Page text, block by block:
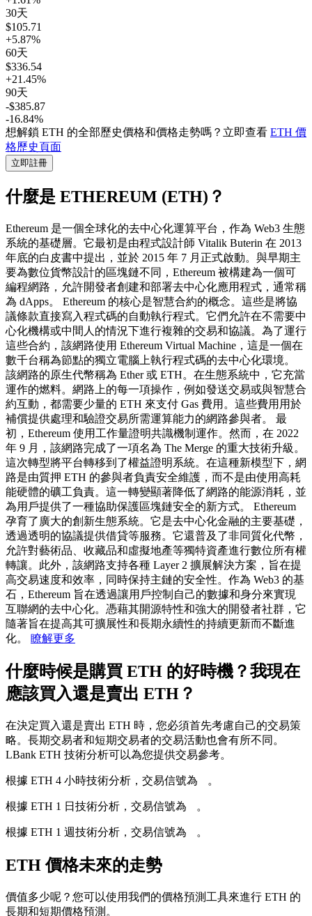
30天
$105.71
+5.87%
60天
$336.54
+21.45%
90天
-$385.87
-16.84%
想解鎖 ETH 的全部歷史價格和價格走勢嗎？立即查看 ETH 價
格歷史頁面
立即註冊
什麼是 ETHEREUM (ETH)？
Ethereum 是一個全球化的去中心化運算平台，作為 Web3 生態
系統的基礎層。它最初是由程式設計師 Vitalik Buterin 在 2013
年底的白皮書中提出，並於 2015 年 7 月正式啟動。與早期主
要為數位貨幣設計的區塊鏈不同，Ethereum 被構建為一個可
編程網路，允許開發者創建和部署去中心化應用程式，通常稱
為 dApps。 Ethereum 的核心是智慧合約的概念。這些是將協
議條款直接寫入程式碼的自動執行程式。它們允許在不需要中
心化機構或中間人的情況下進行複雜的交易和協議。為了運行
這些合約，該網路使用 Ethereum Virtual Machine，這是一個在
數千台稱為節點的獨立電腦上執行程式碼的去中心化環境。
該網路的原生代幣稱為 Ether 或 ETH。在生態系統中，它充當
運作的燃料。網路上的每一項操作，例如發送交易或與智慧合
約互動，都需要少量的 ETH 來支付 Gas 費用。這些費用用於
補償提供處理和驗證交易所需運算能力的網路參與者。 最
初，Ethereum 使用工作量證明共識機制運作。然而，在 2022
年 9 月，該網路完成了一項名為 The Merge 的重大技術升級。
這次轉型將平台轉移到了權益證明系統。在這種新模型下，網
路是由質押 ETH 的參與者負責安全維護，而不是由使用高耗
能硬體的礦工負責。這一轉變顯著降低了網路的能源消耗，並
為用戶提供了一種協助保護區塊鏈安全的新方式。 Ethereum
孕育了廣大的創新生態系統。它是去中心化金融的主要基礎，
透過透明的協議提供借貸等服務。它還普及了非同質化代幣，
允許對藝術品、收藏品和虛擬地產等獨特資產進行數位所有權
轉讓。此外，該網路支持各種 Layer 2 擴展解決方案，旨在提
高交易速度和效率，同時保持主鏈的安全性。作為 Web3 的基
石，Ethereum 旨在透過讓用戶控制自己的數據和身分來實現
互聯網的去中心化。憑藉其開源特性和強大的開發者社群，它
隨著旨在提高其可擴展性和長期永續性的持續更新而不斷進
化。
瞭解更多
什麼時候是購買 ETH 的好時機？我現在
應該買入還是賣出 ETH？
在決定買入還是賣出 ETH 時，您必須首先考慮自己的交易策
略。長期交易者和短期交易者的交易活動也會有所不同。
LBank ETH 技術分析可以為您提供交易參考。
根據 ETH 4 小時技術分析，交易信號為 。
根據 ETH 1 日技術分析，交易信號為 。
根據 ETH 1 週技術分析，交易信號為 。
ETH 價格未來的走勢
價值多少呢？您可以使用我們的價格預測工具來進行 ETH 的
長期和短期價格預測。